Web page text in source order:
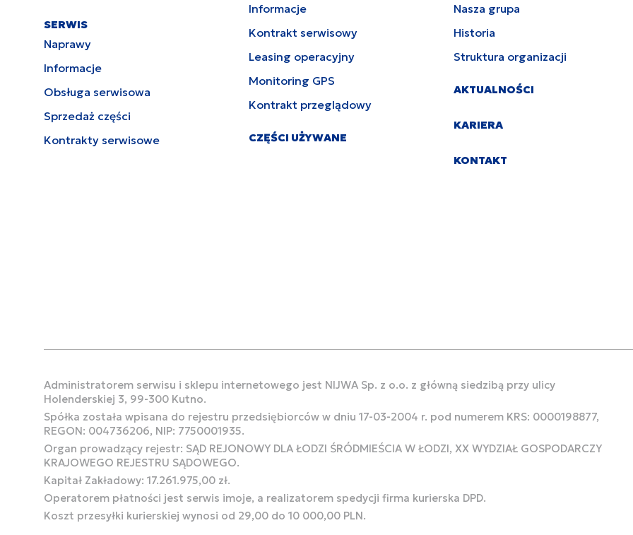
SERWIS
Naprawy
Informacje
Obsługa serwisowa
Sprzedaż części
Kontrakty serwisowe
Informacje
Kontrakt serwisowy
Leasing operacyjny
Monitoring GPS
Kontrakt przeglądowy
CZĘŚCI UŻYWANE
Nasza grupa
Historia
Struktura organizacji
AKTUALNOŚCI
KARIERA
KONTAKT
Administratorem serwisu i sklepu internetowego jest NIJWA Sp. z o.o. z główną siedzibą przy ulicy
Holenderskiej 3, 99-300 Kutno.
Spółka została wpisana do rejestru przedsiębiorców w dniu 17-03-2004 r. pod numerem KRS: 0000198877,
REGON: 004736206, NIP: 7750001935.
Organ prowadzący rejestr: SĄD REJONOWY DLA ŁODZI ŚRÓDMIEŚCIA W ŁODZI, XX WYDZIAŁ GOSPODARCZY
KRAJOWEGO REJESTRU SĄDOWEGO.
Kapitał Zakładowy: 17.261.975,00 zł.
Operatorem płatności jest serwis imoje, a realizatorem spedycji firma kurierska DPD.
Koszt przesyłki kurierskiej wynosi od 29,00 do 10 000,00 PLN.